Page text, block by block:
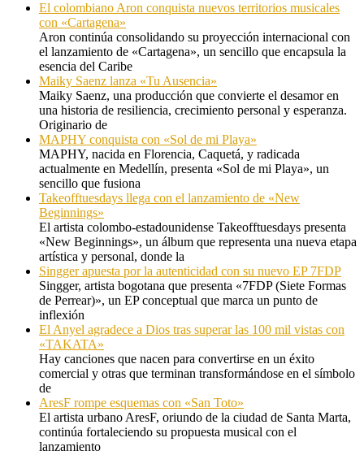
El colombiano Aron conquista nuevos territorios musicales
con «Cartagena»
Aron continúa consolidando su proyección internacional con
el lanzamiento de «Cartagena», un sencillo que encapsula la
esencia del Caribe
Maiky Saenz lanza «Tu Ausencia»
Maiky Saenz, una producción que convierte el desamor en
una historia de resiliencia, crecimiento personal y esperanza.
Originario de
MAPHY conquista con «Sol de mi Playa»
MAPHY, nacida en Florencia, Caquetá, y radicada
actualmente en Medellín, presenta «Sol de mi Playa», un
sencillo que fusiona
Takeofftuesdays llega con el lanzamiento de «New
Beginnings»
El artista colombo-estadounidense Takeofftuesdays presenta
«New Beginnings», un álbum que representa una nueva etapa
artística y personal, donde la
Singger apuesta por la autenticidad con su nuevo EP 7FDP
Singger, artista bogotana que presenta «7FDP (Siete Formas
de Perrear)», un EP conceptual que marca un punto de
inflexión
El Anyel agradece a Dios tras superar las 100 mil vistas con
«TAKATA»
Hay canciones que nacen para convertirse en un éxito
comercial y otras que terminan transformándose en el símbolo
de
AresF rompe esquemas con «San Toto»
El artista urbano AresF, oriundo de la ciudad de Santa Marta,
continúa fortaleciendo su propuesta musical con el
lanzamiento